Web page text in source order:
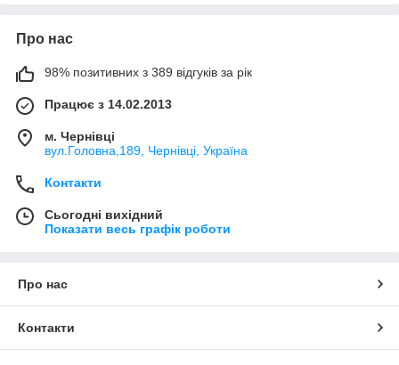
Про нас
98% позитивних з 389 відгуків за рік
Працює з 14.02.2013
м. Чернівці
вул.Головна,189, Чернівці, Україна
Контакти
Сьогодні вихідний
Показати весь графік роботи
Про нас
Контакти